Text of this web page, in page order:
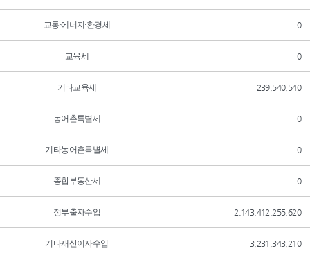
교통·에너지·환경세 0
교육세 0
기타교육세 239,540,540
농어촌특별세 0
기타농어촌특별세 0
종합부동산세 0
정부출자수입 2,143,412,255,620
기타재산이자수입 3,231,343,210